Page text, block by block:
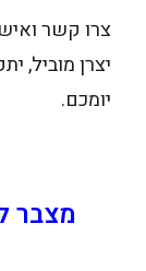
צרו קשר
יצרן מוביל,
יומכם.
מצבר